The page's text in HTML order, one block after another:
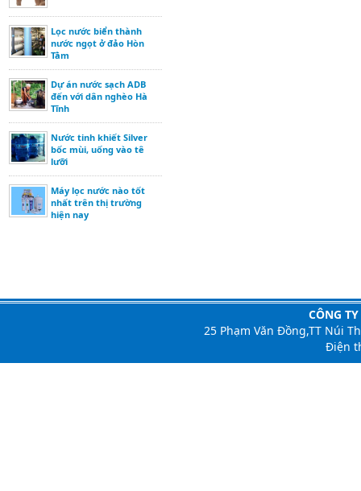
Lọc nước biển thành
nước ngọt ở đảo Hòn
Tằm
Dự án nước sạch ADB
đến với dân nghèo Hà
Tĩnh
Nước tinh khiết Silver
bốc mùi, uống vào tê
lưỡi
Máy lọc nước nào tốt
nhất trên thị trường
hiện nay
CÔNG
25 Phạm Văn Đồng,TT Núi
Điện